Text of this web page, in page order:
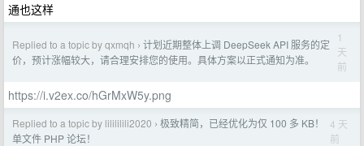
通也这样
Replied to a topic by qxmqh › 计划近期整体上调 DeepSeek API 服务的定
价，预计涨幅较大，请合理安排您的使用。具体方案以正式通知为准。
1
天
前
https://i.v2ex.co/hGrMxW5y.png
Replied to a topic by lilililili2020 › 极致精简，已经优化为仅 100 多 KB！
单文件 PHP 论坛！
4 天
前